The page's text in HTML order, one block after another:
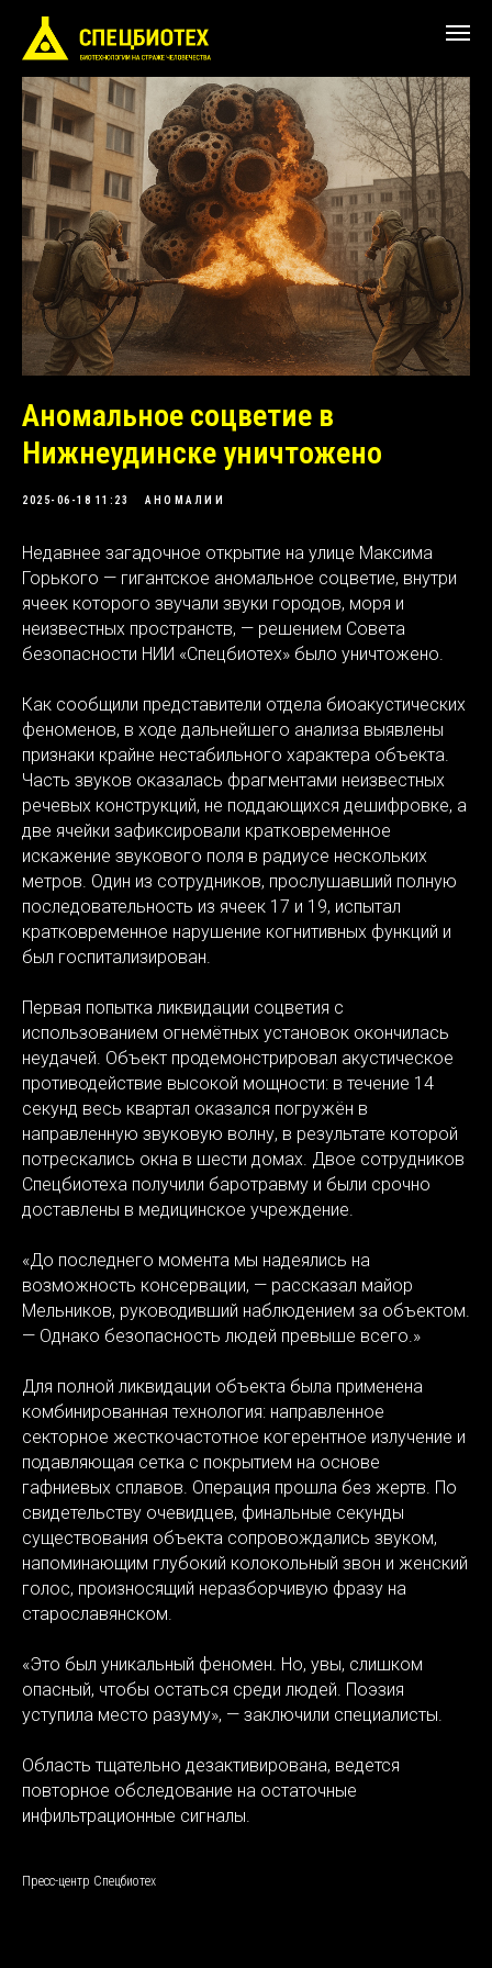
Аномальное соцветие в
Нижнеудинске уничтожено
2025-06-18 11:23 АНОМАЛИИ
Недавнее загадочное открытие на улице Максима
Горького — гигантское аномальное соцветие, внутри
ячеек которого звучали звуки городов, моря и
неизвестных пространств, — решением Совета
безопасности НИИ «Спецбиотех» было уничтожено.
Как сообщили представители отдела биоакустических
феноменов, в ходе дальнейшего анализа выявлены
признаки крайне нестабильного характера объекта.
Часть звуков оказалась фрагментами неизвестных
речевых конструкций, не поддающихся дешифровке, а
две ячейки зафиксировали кратковременное
искажение звукового поля в радиусе нескольких
метров. Один из сотрудников, прослушавший полную
последовательность из ячеек 17 и 19, испытал
кратковременное нарушение когнитивных функций и
был госпитализирован.
Первая попытка ликвидации соцветия с
использованием огнемётных установок окончилась
неудачей. Объект продемонстрировал акустическое
противодействие высокой мощности: в течение 14
секунд весь квартал оказался погружён в
направленную звуковую волну, в результате которой
потрескались окна в шести домах. Двое сотрудников
Спецбиотеха получили баротравму и были срочно
доставлены в медицинское учреждение.
«До последнего момента мы надеялись на
возможность консервации, — рассказал майор
Мельников, руководивший наблюдением за объектом.
— Однако безопасность людей превыше всего.»
Для полной ликвидации объекта была применена
комбинированная технология: направленное
секторное жесткочастотное когерентное излучение и
подавляющая сетка с покрытием на основе
гафниевых сплавов. Операция прошла без жертв. По
свидетельству очевидцев, финальные секунды
существования объекта сопровождались звуком,
напоминающим глубокий колокольный звон и женский
голос, произносящий неразборчивую фразу на
старославянском.
«Это был уникальный феномен. Но, увы, слишком
опасный, чтобы остаться среди людей. Поэзия
уступила место разуму», — заключили специалисты.
Область тщательно дезактивирована, ведется
повторное обследование на остаточные
инфильтрационные сигналы.
Пресс-центр Спецбиотех